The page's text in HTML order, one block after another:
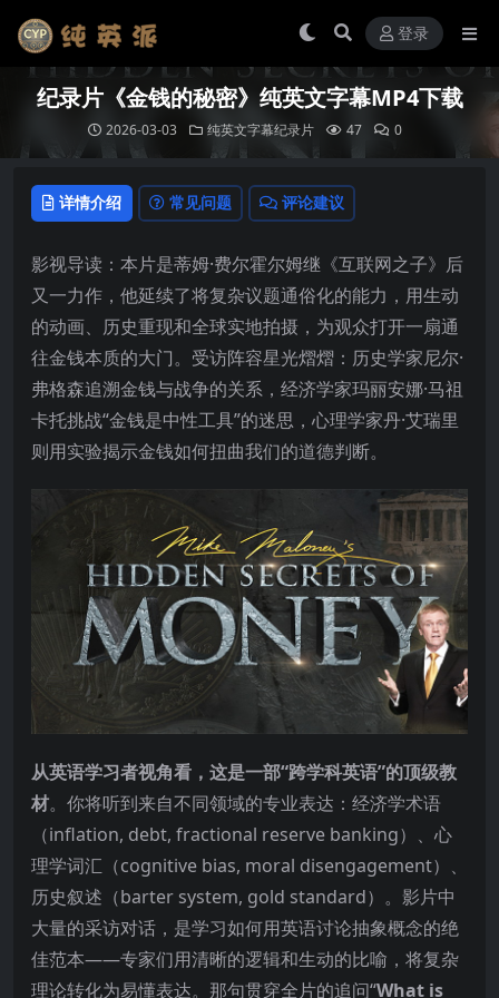
登录
纪录片《金钱的秘密》纯英文字幕MP4下载
2026-03-03 纯英文字幕纪录片 47 0
详情介绍 常见问题 评论建议
影视导读：本片是蒂姆·费尔霍尔姆继《互联网之子》后
又一力作，他延续了将复杂议题通俗化的能力，用生动
的动画、历史重现和全球实地拍摄，为观众打开一扇通
往金钱本质的大门。受访阵容星光熠熠：历史学家尼尔·
弗格森追溯金钱与战争的关系，经济学家玛丽安娜·马祖
卡托挑战“金钱是中性工具”的迷思，心理学家丹·艾瑞里
则用实验揭示金钱如何扭曲我们的道德判断。
从英语学习者视角看，这是一部“跨学科英语”的顶级教
材。你将听到来自不同领域的专业表达：经济学术语
（inflation, debt, fractional reserve banking）、心
理学词汇（cognitive bias, moral disengagement）、
历史叙述（barter system, gold standard）。影片中
大量的采访对话，是学习如何用英语讨论抽象概念的绝
佳范本——专家们用清晰的逻辑和生动的比喻，将复杂
理论转化为易懂表达。那句贯穿全片的追问“What is